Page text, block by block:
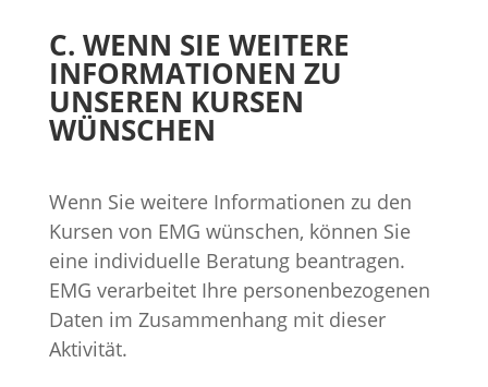
C. WENN SIE WEITERE
INFORMATIONEN ZU
UNSEREN KURSEN
WÜNSCHEN
Wenn Sie weitere Informationen zu den
Kursen von EMG wünschen, können Sie
eine individuelle Beratung beantragen.
EMG verarbeitet Ihre personenbezogenen
Daten im Zusammenhang mit dieser
Aktivität.